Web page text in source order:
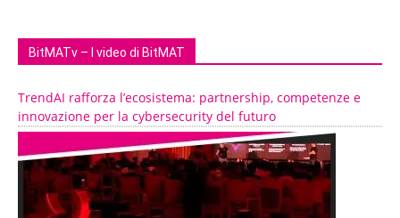
BitMATv – I video di BitMAT
TrendAI rafforza l’ecosistema: partnership, competenze e
innovazione per la cybersecurity del futuro